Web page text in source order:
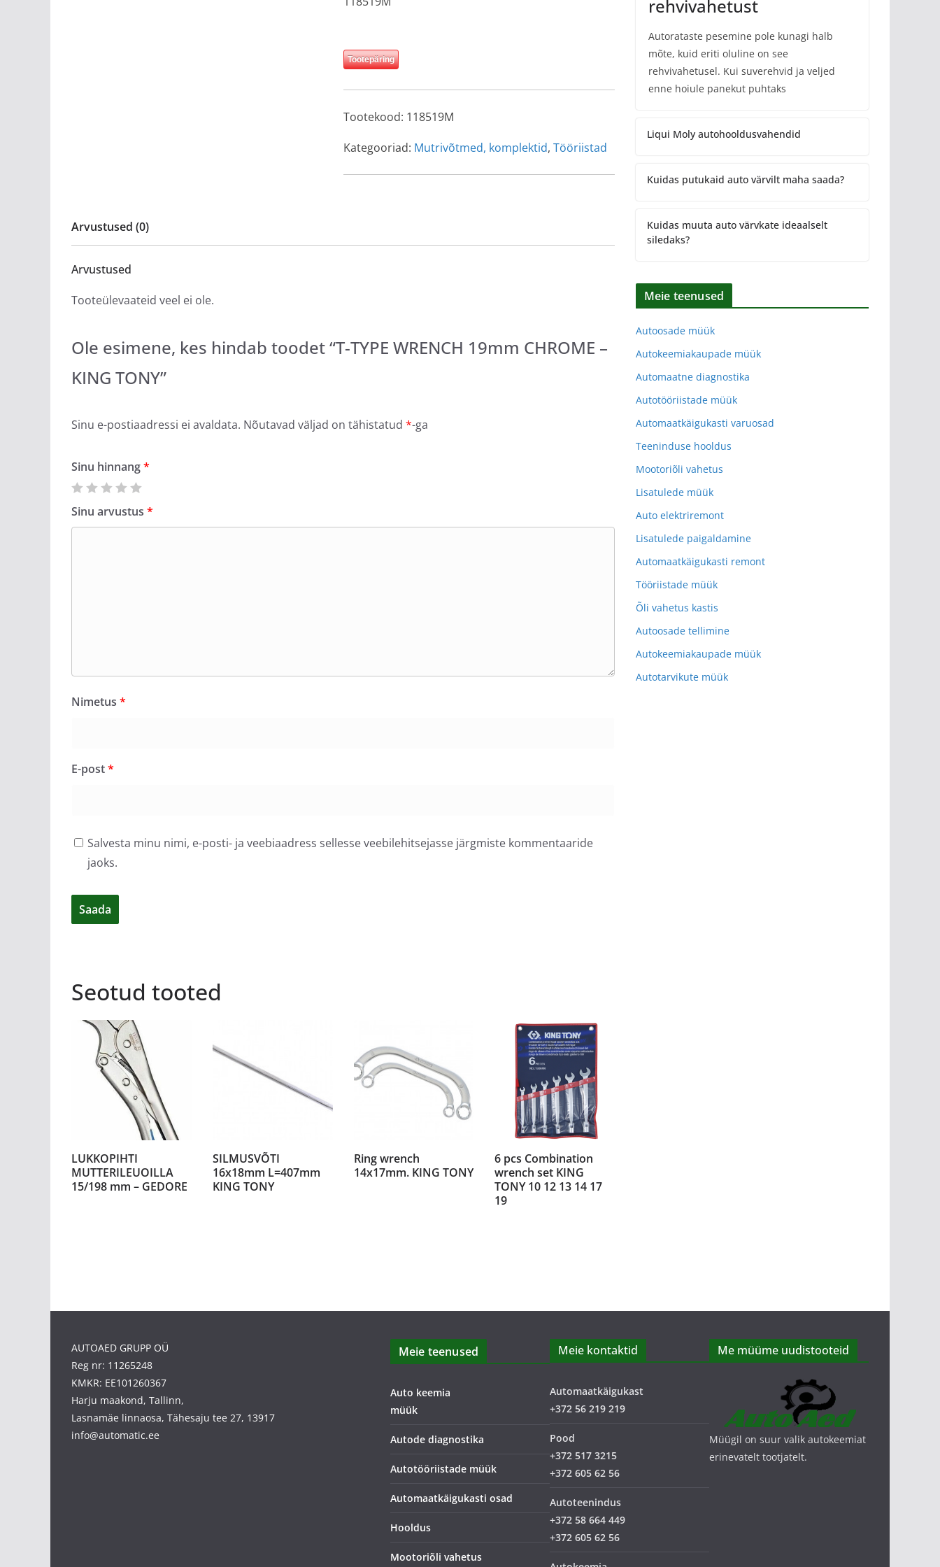
Tootepäring
Tootekood: 118519M
Kategooriad: Mutrivõtmed, komplektid, Tööriistad
Arvustused (0)
Arvustused
Tooteülevaateid veel ei ole.
Ole esimene, kes hindab toodet “T-TYPE WRENCH 19mm CHROME –
KING TONY”
Sinu e-postiaadressi ei avaldata. Nõutavad väljad on tähistatud *-ga
Sinu hinnang*
Sinu arvustus *
Nimetus *
E-post*
Salvesta minu nimi, e-posti- ja veebiaadress sellesse veebilehitsejasse järgmiste kommentaaride
jaoks.
Seotud tooted
LUKKOPIHTI
MUTTERILEUOILLA
15/198 mm – GEDORE
SILMUSVÕTI
16x18mm L=407mm
KING TONY
Ring wrench
14x17mm. KING TONY
6 pcs Combination
wrench set KING
TONY 10 12 13 14 17
19
rehvivahetust
Autorataste pesemine pole kunagi halb
mõte, kuid eriti oluline on see
rehvivahetusel. Kui suverehvid ja veljed
enne hoiule panekut puhtaks
Liqui Moly autohooldusvahendid
Kuidas putukaid auto värvilt maha saada?
Kuidas muuta auto värvkate ideaalselt
siledaks?
Meie teenused
Autoosade müük
Autokeemiakaupade müük
Automaatne diagnostika
Autotööriistade müük
Automaatkäigukasti varuosad
Teeninduse hooldus
Mootoriõli vahetus
Lisatulede müük
Auto elektriremont
Lisatulede paigaldamine
Automaatkäigukasti remont
Tööriistade müük
Õli vahetus kastis
Autoosade tellimine
Autokeemiakaupade müük
Autotarvikute müük
AUTOAED GRUPP OÜ
Reg nr: 11265248
KMKR: EE101260367
Harju maakond, Tallinn,
Lasnamäe linnaosa, Tähesaju tee 27, 13917
info@automatic.ee
Meie teenused
Auto keemia
müük
Autode diagnostika
Autotööriistade müük
Automaatkäigukasti osad
Hooldus
Mootoriõli vahetus
Meie kontaktid
Automaatkäigukast
+372 56 219 219
Pood
+372 517 3215
+372 605 62 56
Autoteenindus
+372 58 664 449
+372 605 62 56
Me müüme uudistooteid
Müügil on suur valik autokeemiat
erinevatelt tootjatelt.